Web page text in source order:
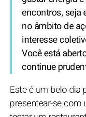
encontros, seja
no âmbito de
interesse
Você está
continue
Este é um belo dia
presentear-se com